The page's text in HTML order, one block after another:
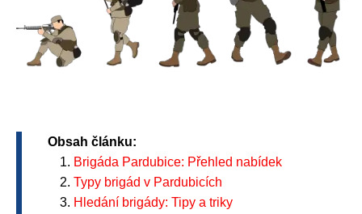
Obsah článku:
Brigáda Pardubice: Přehled nabídek
Typy brigád v Pardubicích
Hledání brigády: Tipy a triky